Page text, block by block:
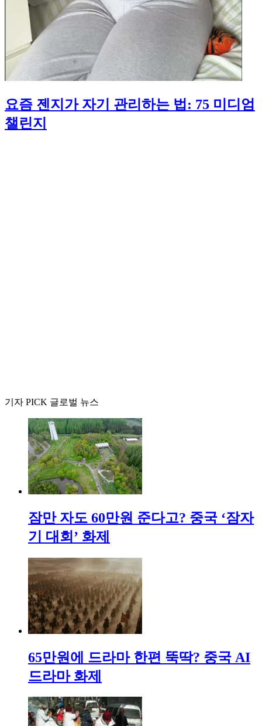
요즘 젠지가 자기 관리하는 법: 75 미디엄
챌린지
기자 PICK 글로벌 뉴스
잠만 자도 60만원 준다고? 중국 ‘잠자
기 대회’ 화제
65만원에 드라마 한편 뚝딱? 중국 AI
드라마 화제